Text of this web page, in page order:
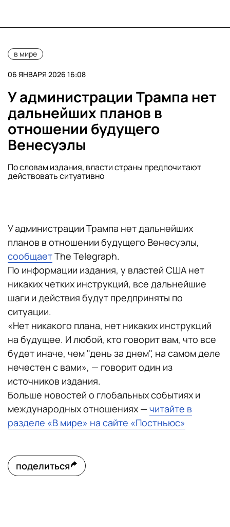
в мире
06 ЯНВАРЯ 2026 16:08
У администрации Трампа нет
дальнейших планов в
отношении будущего
Венесуэлы
По словам издания, власти страны предпочитают
действовать ситуативно
У администрации Трампа нет дальнейших
планов в отношении будущего Венесуэлы,
сообщаетThe Telegraph.
По информации издания, у властей США нет
никаких четких инструкций, все дальнейшие
шаги и действия будут предприняты по
ситуации.
«Нет никакого плана, нет никаких инструкций
на будущее. И любой, кто говорит вам, что все
будет иначе, чем "день за днем", на самом деле
нечестен с вами», — говорит один из
источников издания.
Больше новостей о глобальных событиях и
международных отношениях — читайте в
разделе «В мире» на сайте «Постньюс»
поделиться